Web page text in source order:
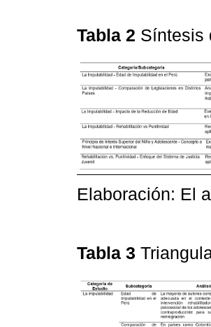
Tabla 2 Síntesis
Elaboración: El
Tabla 3